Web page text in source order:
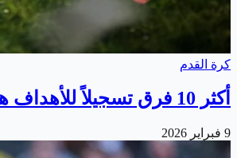
كرة القدم
أكثر 10 فرق تسجيلاً للأهداف هذا الموسم
9 فبراير 2026